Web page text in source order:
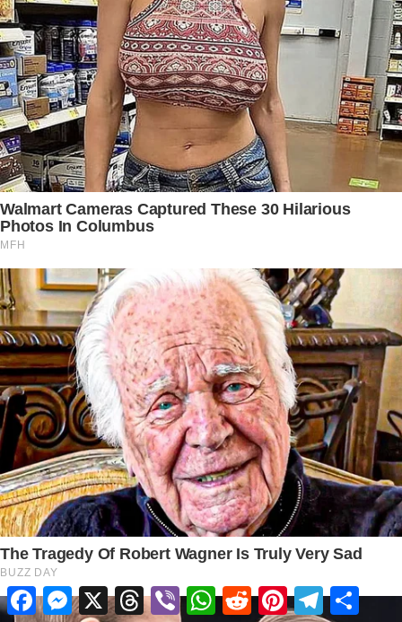
FacebookMessenger
X ThreadsViberWhatsApp
RedditPinterestTelegram
Share